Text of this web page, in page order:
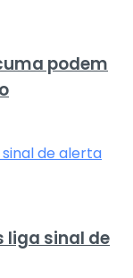
podem
liga sinal de